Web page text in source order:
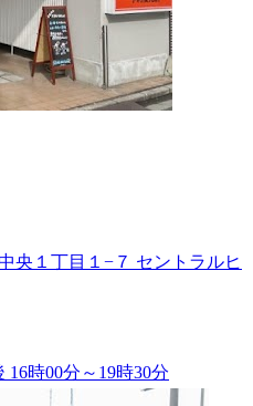
央１丁目１−７ セントラルヒ
16時00分～19時30分